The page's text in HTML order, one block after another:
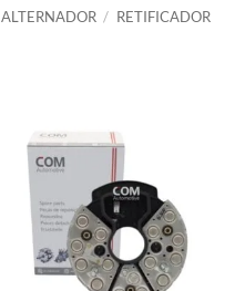
ALTERNADOR / RETIFICADOR